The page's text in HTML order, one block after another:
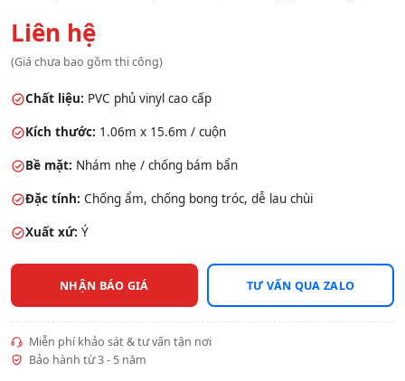
Liên hệ
(Giá chưa bao gồm thi công)
Chất liệu: PVC phủ vinyl cao cấp
Kích thước: 1.06m x 15.6m / cuộn
Bề mặt: Nhám nhẹ / chống bám bẩn
Đặc tính: Chống ẩm, chống bong tróc, dễ lau chùi
Xuất xứ: Ý
NHẬN BÁO GIÁ TƯ VẤN QUA ZALO
Miễn phí khảo sát & tư vấn tận nơi
Bảo hành từ 3 - 5 năm